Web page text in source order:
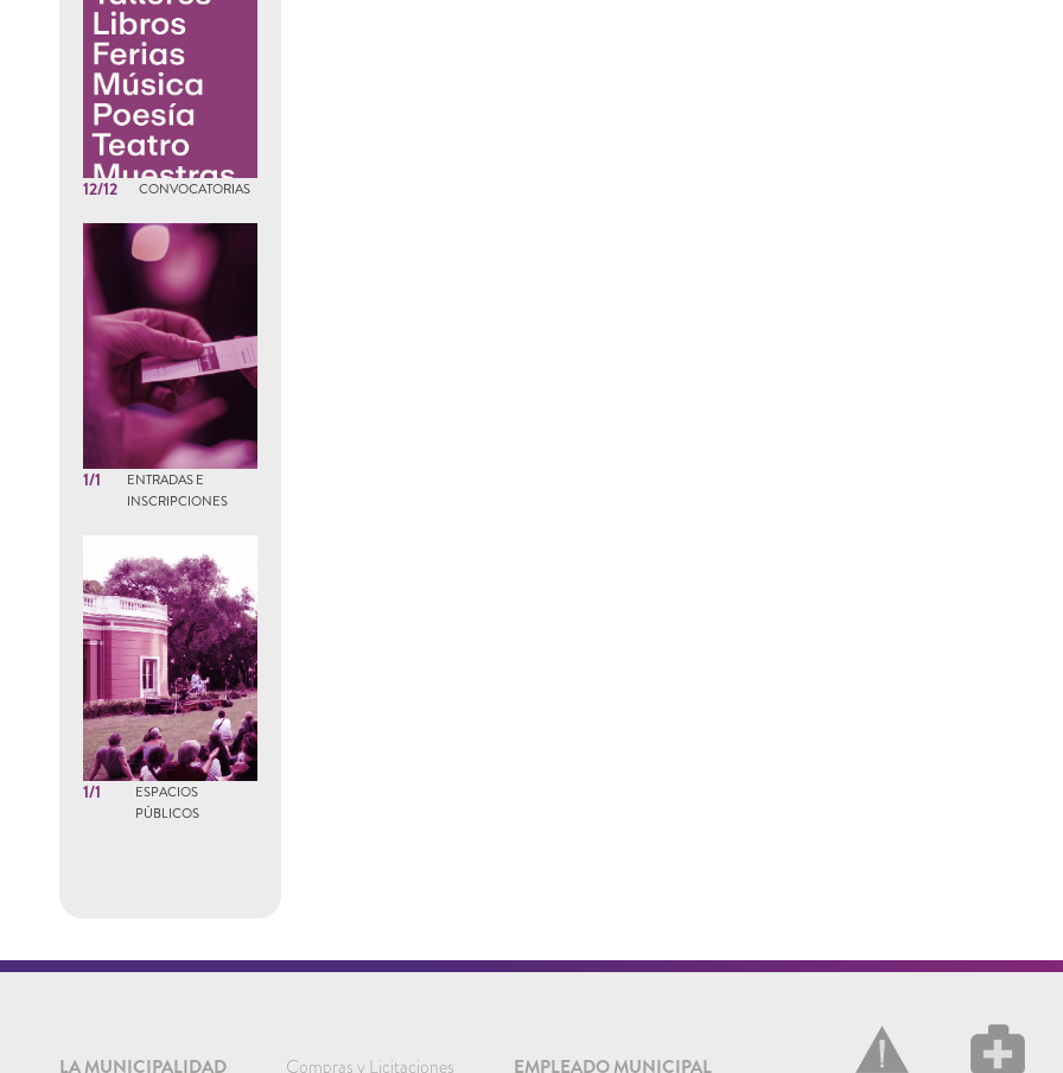
12/12 CONVOCATORIAS
1/1
ENTRADAS E
INSCRIPCIONES
1/1
ESPACIOS
PÚBLICOS
LA MUNICIPALIDAD Compras y Licitaciones EMPLEADO MUNICIPAL